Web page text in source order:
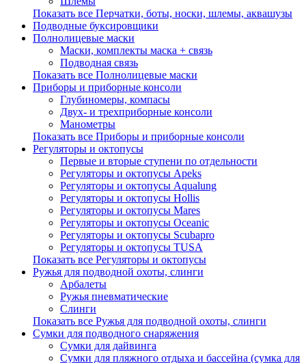
Показать все Перчатки, боты, носки, шлемы, аквашузы
Подводные буксировщики
Полнолицевые маски
Маски, комплекты маска + связь
Подводная связь
Показать все Полнолицевые маски
Приборы и приборные консоли
Глубиномеры, компасы
Двух- и трехприборные консоли
Манометры
Показать все Приборы и приборные консоли
Регуляторы и октопусы
Первые и вторые ступени по отдельности
Регуляторы и октопусы Apeks
Регуляторы и октопусы Aqualung
Регуляторы и октопусы Hollis
Регуляторы и октопусы Mares
Регуляторы и октопусы Oceanic
Регуляторы и октопусы Scubapro
Регуляторы и октопусы TUSA
Показать все Регуляторы и октопусы
Ружья для подводной охоты, слинги
Арбалеты
Ружья пневматические
Слинги
Показать все Ружья для подводной охоты, слинги
Сумки для подводного снаряжения
Сумки для дайвинга
Сумки для пляжного отдыха и бассейна (сумка для